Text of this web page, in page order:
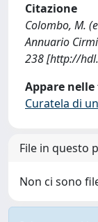
Citazione
Colombo, M.
Annuario
238 [http://
Appare
Curatela di
File in questo
Non ci sono